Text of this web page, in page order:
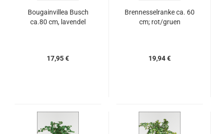
Bougainvillea Busch
ca.80 cm, lavendel
17,95 €
Brennesselranke ca. 60
cm; rot/gruen
19,94 €